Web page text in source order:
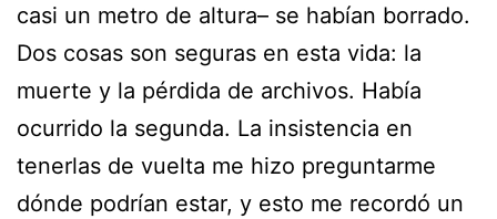
casi un metro de altura– se habían borrado.
Dos cosas son seguras en esta vida: la
muerte y la pérdida de archivos. Había
ocurrido la segunda. La insistencia en
tenerlas de vuelta me hizo preguntarme
dónde podrían estar, y esto me recordó un